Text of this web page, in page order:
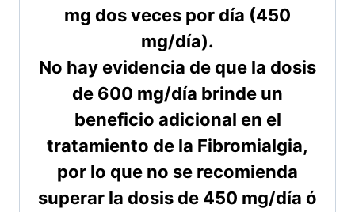
mg dos veces por día (450
mg/día).
No hay evidencia de que la dosis
de 600 mg/día brinde un
beneficio adicional en el
tratamiento de la Fibromialgia,
por lo que no se recomienda
superar la dosis de 450 mg/día ó